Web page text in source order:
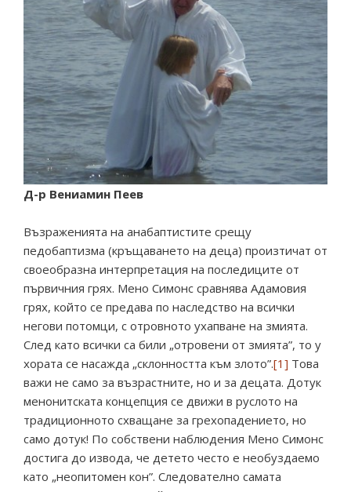
Д-р Вениамин Пеев
Възраженията на анабаптистите срещу
педобаптизма (кръщаването на деца) произтичат от
своеобразна интерпретация на последиците от
първичния грях. Мено Симонс сравнява Адамовия
грях, който се предава по наследство на всички
негови потомци, с отровното ухапване на змията.
След като всички са били „отровени от змията”, то у
хората се насажда „склонността към злото”.[1] Това
важи не само за възрастните, но и за децата. Дотук
менонитската концепция се движи в руслото на
традиционното схващане за грехопадението, но
само дотук! По собствени наблюдения Мено Симонс
достига до извода, че детето често е необуздаемо
като „неопитомен кон”. Следователно самата